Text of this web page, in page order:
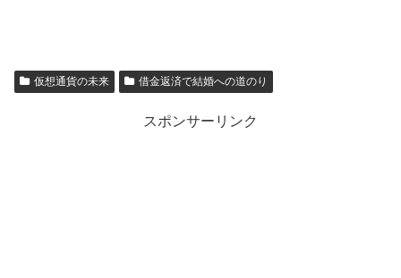
仮想通貨の未来 借金返済で結婚への道のり
スポンサーリンク